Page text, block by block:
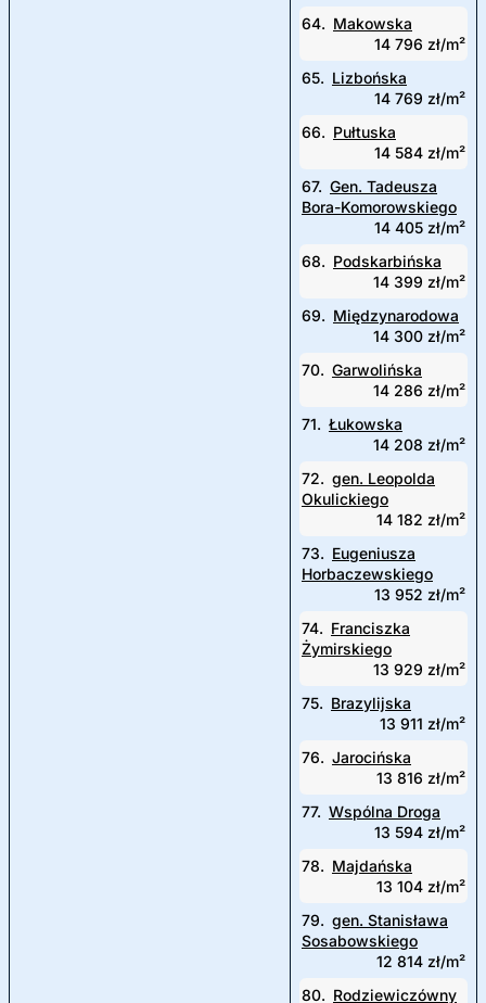
64. Makowska
14 796 zł/m²
65. Lizbońska
14 769 zł/m²
66. Pułtuska
14 584 zł/m²
67. Gen. Tadeusza
Bora-Komorowskiego
14 405 zł/m²
68. Podskarbińska
14 399 zł/m²
69. Międzynarodowa
14 300 zł/m²
70. Garwolińska
14 286 zł/m²
71. Łukowska
14 208 zł/m²
72. gen. Leopolda
Okulickiego
14 182 zł/m²
73. Eugeniusza
Horbaczewskiego
13 952 zł/m²
74. Franciszka
Żymirskiego
13 929 zł/m²
75. Brazylijska
13 911 zł/m²
76. Jarocińska
13 816 zł/m²
77. Wspólna Droga
13 594 zł/m²
78. Majdańska
13 104 zł/m²
79. gen. Stanisława
Sosabowskiego
12 814 zł/m²
80. Rodziewiczówny